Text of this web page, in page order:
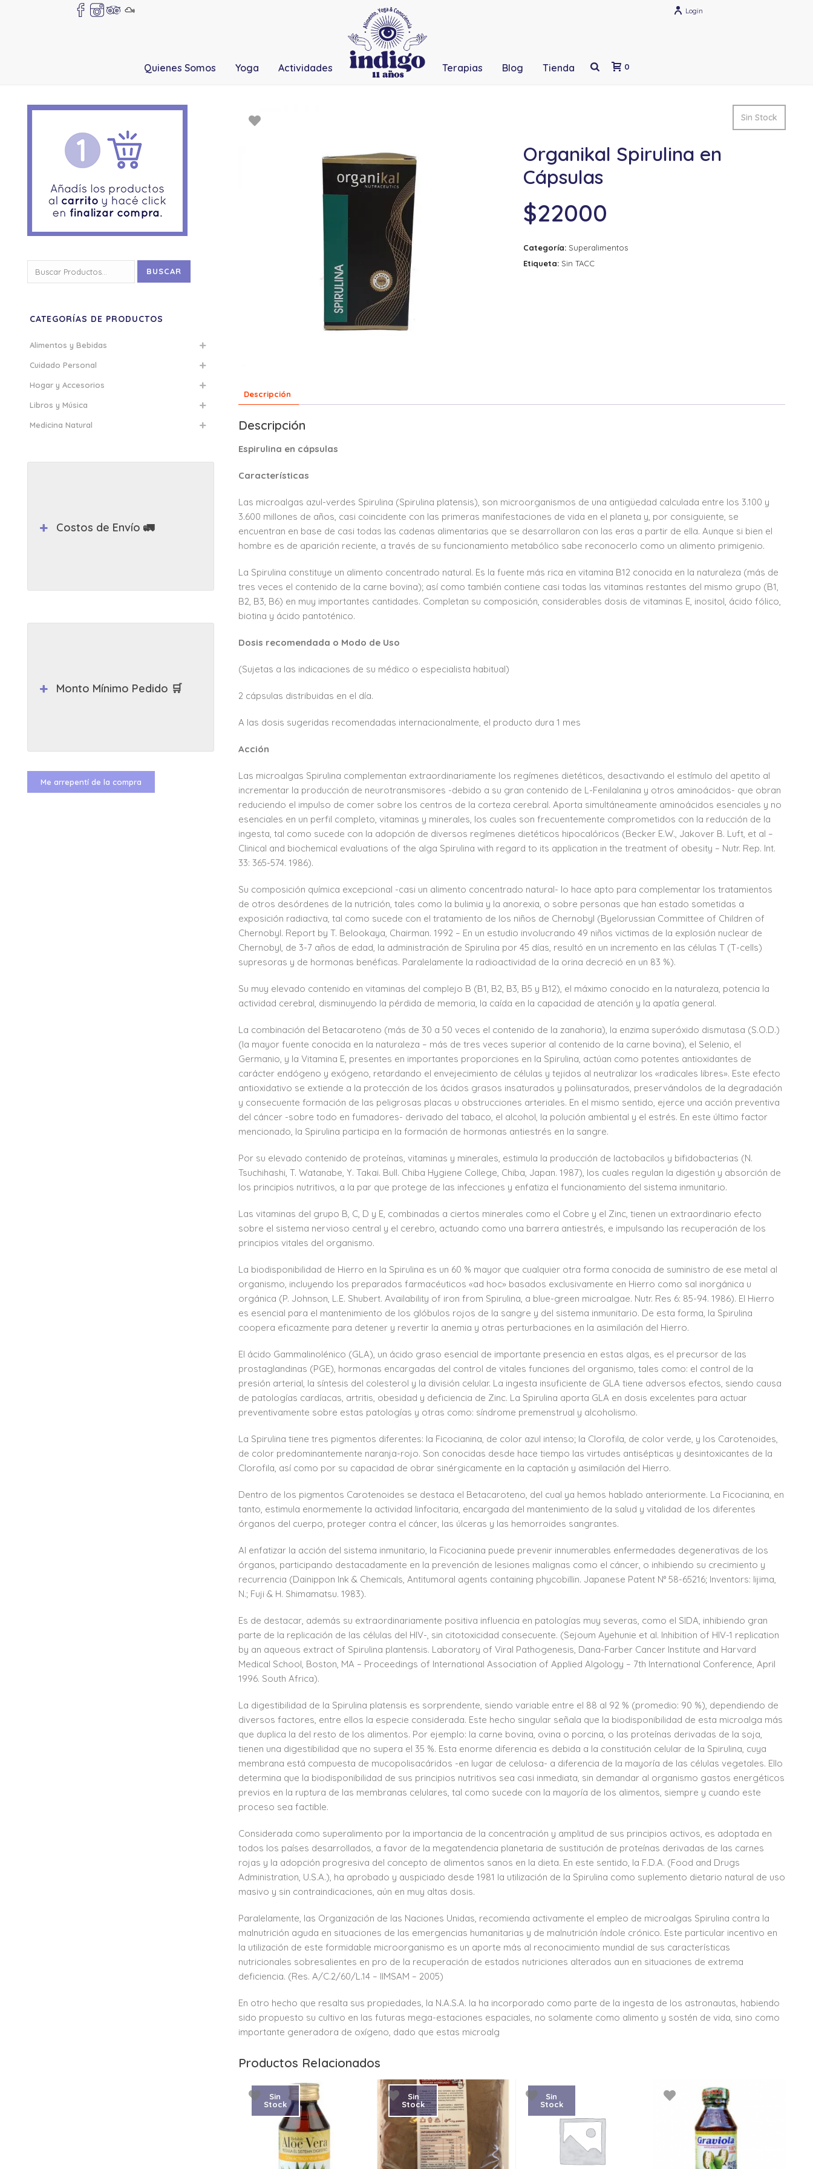
Login
Quienes Somos Yoga Actividades Terapias Blog Tienda 0
Sin Stock
Organikal Spirulina en
Cápsulas
$22000
Categoría: Superalimentos
Etiqueta: Sin TACC
Descripción
Descripción
Espirulina en cápsulas
Características
Las microalgas azul-verdes Spirulina (Spirulina platensis), son microorganismos de una antigüedad calculada entre los 3.100 y
3.600 millones de años, casi coincidente con las primeras manifestaciones de vida en el planeta y, por consiguiente, se
encuentran en base de casi todas las cadenas alimentarias que se desarrollaron con las eras a partir de ella. Aunque si bien el
hombre es de aparición reciente, a través de su funcionamiento metabólico sabe reconocerlo como un alimento primigenio.
La Spirulina constituye un alimento concentrado natural. Es la fuente más rica en vitamina B12 conocida en la naturaleza (más de
tres veces el contenido de la carne bovina); así como también contiene casi todas las vitaminas restantes del mismo grupo (B1,
B2, B3, B6) en muy importantes cantidades. Completan su composición, considerables dosis de vitaminas E, inositol, ácido fólico,
biotina y ácido pantoténico.
Dosis recomendada o Modo de Uso
(Sujetas a las indicaciones de su médico o especialista habitual)
2 cápsulas distribuidas en el día.
A las dosis sugeridas recomendadas internacionalmente, el producto dura 1 mes
Acción
Las microalgas Spirulina complementan extraordinariamente los regímenes dietéticos, desactivando el estímulo del apetito al
incrementar la producción de neurotransmisores -debido a su gran contenido de L-Fenilalanina y otros aminoácidos- que obran
reduciendo el impulso de comer sobre los centros de la corteza cerebral. Aporta simultáneamente aminoácidos esenciales y no
esenciales en un perfil completo, vitaminas y minerales, los cuales son frecuentemente comprometidos con la reducción de la
ingesta, tal como sucede con la adopción de diversos regímenes dietéticos hipocalóricos (Becker E.W., Jakover B. Luft, et al –
Clinical and biochemical evaluations of the alga Spirulina with regard to its application in the treatment of obesity – Nutr. Rep. Int.
33: 365-574. 1986).
Su composición química excepcional -casi un alimento concentrado natural- lo hace apto para complementar los tratamientos
de otros desórdenes de la nutrición, tales como la bulimia y la anorexia, o sobre personas que han estado sometidas a
exposición radiactiva, tal como sucede con el tratamiento de los niños de Chernobyl (Byelorussian Committee of Children of
Chernobyl. Report by T. Belookaya, Chairman. 1992 – En un estudio involucrando 49 niños victimas de la explosión nuclear de
Chernobyl, de 3-7 años de edad, la administración de Spirulina por 45 días, resultó en un incremento en las células T (T-cells)
supresoras y de hormonas benéficas. Paralelamente la radioactividad de la orina decreció en un 83 %).
Su muy elevado contenido en vitaminas del complejo B (B1, B2, B3, B5 y B12), el máximo conocido en la naturaleza, potencia la
actividad cerebral, disminuyendo la pérdida de memoria, la caída en la capacidad de atención y la apatía general.
La combinación del Betacaroteno (más de 30 a 50 veces el contenido de la zanahoria), la enzima superóxido dismutasa (S.O.D.)
(la mayor fuente conocida en la naturaleza – más de tres veces superior al contenido de la carne bovina), el Selenio, el
Germanio, y la Vitamina E, presentes en importantes proporciones en la Spirulina, actúan como potentes antioxidantes de
carácter endógeno y exógeno, retardando el envejecimiento de células y tejidos al neutralizar los «radicales libres». Este efecto
antioxidativo se extiende a la protección de los ácidos grasos insaturados y poliinsaturados, preservándolos de la degradación
y consecuente formación de las peligrosas placas u obstrucciones arteriales. En el mismo sentido, ejerce una acción preventiva
del cáncer -sobre todo en fumadores- derivado del tabaco, el alcohol, la polución ambiental y el estrés. En este último factor
mencionado, la Spirulina participa en la formación de hormonas antiestrés en la sangre.
Por su elevado contenido de proteínas, vitaminas y minerales, estimula la producción de lactobacilos y bifidobacterias (N.
Tsuchihashi, T. Watanabe, Y. Takai. Bull. Chiba Hygiene College, Chiba, Japan. 1987), los cuales regulan la digestión y absorción de
los principios nutritivos, a la par que protege de las infecciones y enfatiza el funcionamiento del sistema inmunitario.
Las vitaminas del grupo B, C, D y E, combinadas a ciertos minerales como el Cobre y el Zinc, tienen un extraordinario efecto
sobre el sistema nervioso central y el cerebro, actuando como una barrera antiestrés, e impulsando las recuperación de los
principios vitales del organismo.
La biodisponibilidad de Hierro en la Spirulina es un 60 % mayor que cualquier otra forma conocida de suministro de ese metal al
organismo, incluyendo los preparados farmacéuticos «ad hoc» basados exclusivamente en Hierro como sal inorgánica u
orgánica (P. Johnson, L.E. Shubert. Availability of iron from Spirulina, a blue-green microalgae. Nutr. Res 6: 85-94. 1986). El Hierro
es esencial para el mantenimiento de los glóbulos rojos de la sangre y del sistema inmunitario. De esta forma, la Spirulina
coopera eficazmente para detener y revertir la anemia y otras perturbaciones en la asimilación del Hierro.
El ácido Gammalinolénico (GLA), un ácido graso esencial de importante presencia en estas algas, es el precursor de las
prostaglandinas (PGE), hormonas encargadas del control de vitales funciones del organismo, tales como: el control de la
presión arterial, la síntesis del colesterol y la división celular. La ingesta insuficiente de GLA tiene adversos efectos, siendo causa
de patologías cardíacas, artritis, obesidad y deficiencia de Zinc. La Spirulina aporta GLA en dosis excelentes para actuar
preventivamente sobre estas patologías y otras como: síndrome premenstrual y alcoholismo.
La Spirulina tiene tres pigmentos diferentes: la Ficocianina, de color azul intenso; la Clorofila, de color verde, y los Carotenoides,
de color predominantemente naranja-rojo. Son conocidas desde hace tiempo las virtudes antisépticas y desintoxicantes de la
Clorofila, así como por su capacidad de obrar sinérgicamente en la captación y asimilación del Hierro.
Dentro de los pigmentos Carotenoides se destaca el Betacaroteno, del cual ya hemos hablado anteriormente. La Ficocianina, en
tanto, estimula enormemente la actividad linfocitaria, encargada del mantenimiento de la salud y vitalidad de los diferentes
órganos del cuerpo, proteger contra el cáncer, las úlceras y las hemorroides sangrantes.
Al enfatizar la acción del sistema inmunitario, la Ficocianina puede prevenir innumerables enfermedades degenerativas de los
órganos, participando destacadamente en la prevención de lesiones malignas como el cáncer, o inhibiendo su crecimiento y
recurrencia (Dainippon Ink & Chemicals, Antitumoral agents containing phycobillin. Japanese Patent N° 58-65216; Inventors: Iijima,
N.; Fuji & H. Shimamatsu. 1983).
Es de destacar, además su extraordinariamente positiva influencia en patologías muy severas, como el SIDA, inhibiendo gran
parte de la replicación de las células del HIV-, sin citotoxicidad consecuente. (Sejoum Ayehunie et al. Inhibition of HIV-1 replication
by an aqueous extract of Spirulina plantensis. Laboratory of Viral Pathogenesis, Dana-Farber Cancer Institute and Harvard
Medical School, Boston, MA – Proceedings of International Association of Applied Algology – 7th International Conference, April
1996. South Africa).
La digestibilidad de la Spirulina platensis es sorprendente, siendo variable entre el 88 al 92 % (promedio: 90 %), dependiendo de
diversos factores, entre ellos la especie considerada. Este hecho singular señala que la biodisponibilidad de esta microalga más
que duplica la del resto de los alimentos. Por ejemplo: la carne bovina, ovina o porcina, o las proteínas derivadas de la soja,
tienen una digestibilidad que no supera el 35 %. Esta enorme diferencia es debida a la constitución celular de la Spirulina, cuya
membrana está compuesta de mucopolisacáridos -en lugar de celulosa- a diferencia de la mayoría de las células vegetales. Ello
determina que la biodisponibilidad de sus principios nutritivos sea casi inmediata, sin demandar al organismo gastos energéticos
previos en la ruptura de las membranas celulares, tal como sucede con la mayoría de los alimentos, siempre y cuando este
proceso sea factible.
Considerada como superalimento por la importancia de la concentración y amplitud de sus principios activos, es adoptada en
todos los países desarrollados, a favor de la megatendencia planetaria de sustitución de proteínas derivadas de las carnes
rojas y la adopción progresiva del concepto de alimentos sanos en la dieta. En este sentido, la F.D.A. (Food and Drugs
Administration, U.S.A.), ha aprobado y auspiciado desde 1981 la utilización de la Spirulina como suplemento dietario natural de uso
masivo y sin contraindicaciones, aún en muy altas dosis.
Paralelamente, las Organización de las Naciones Unidas, recomienda activamente el empleo de microalgas Spirulina contra la
malnutrición aguda en situaciones de las emergencias humanitarias y de malnutrición índole crónico. Este particular incentivo en
la utilización de este formidable microorganismo es un aporte más al reconocimiento mundial de sus características
nutricionales sobresalientes en pro de la recuperación de estados nutriciones alterados aun en situaciones de extrema
deficiencia. (Res. A/C.2/60/L.14 – IIMSAM – 2005)
En otro hecho que resalta sus propiedades, la N.A.S.A. la ha incorporado como parte de la ingesta de los astronautas, habiendo
sido propuesto su cultivo en las futuras mega-estaciones espaciales, no solamente como alimento y sostén de vida, sino como
importante generadora de oxígeno, dado que estas microalg
Productos Relacionados
Sin
Stock
Sin
Stock
Sin
Stock
por:
BUSCAR
CATEGORÍAS DE PRODUCTOS
Alimentos y Bebidas
Cuidado Personal
Hogar y Accesorios
Libros y Música
Medicina Natural
Costos de Envío 🚛
Monto Mínimo Pedido 🛒
Me arrepentí de la compra